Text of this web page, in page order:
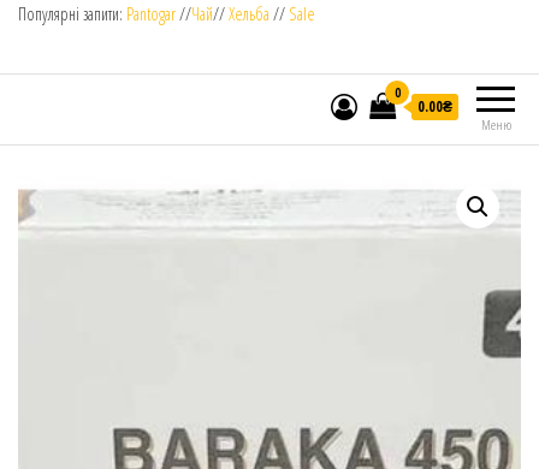
Популярні запити: Pantogar//Чай//Хельба // Sale
Меню
0
0.00₴